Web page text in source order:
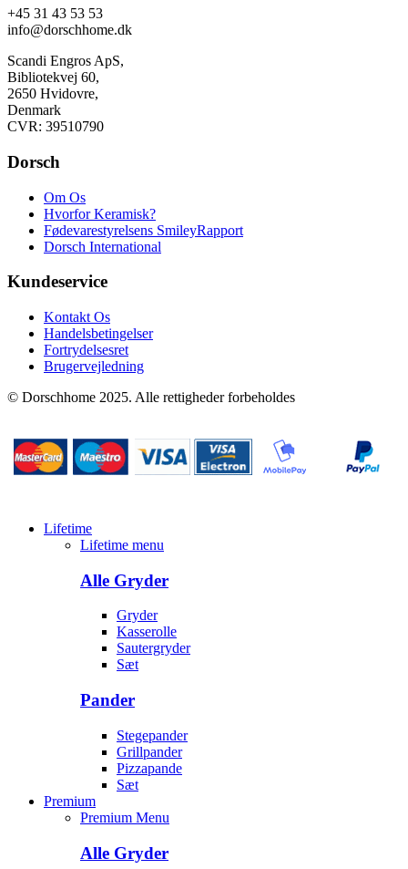
+45 31 43 53 53
info@dorschhome.dk
Scandi Engros ApS,
Bibliotekvej 60,
2650 Hvidovre,
Denmark
CVR: 39510790
Dorsch
Om Os
Hvorfor Keramisk?
Fødevarestyrelsens SmileyRapport
Dorsch International
Kundeservice
Kontakt Os
Handelsbetingelser
Fortrydelsesret
Brugervejledning
© Dorschhome 2025. Alle rettigheder forbeholdes
Lifetime
Lifetime menu
Alle Gryder
Gryder
Kasserolle
Sautergryder
Sæt
Pander
Stegepander
Grillpander
Pizzapande
Sæt
Premium
Premium Menu
Alle Gryder